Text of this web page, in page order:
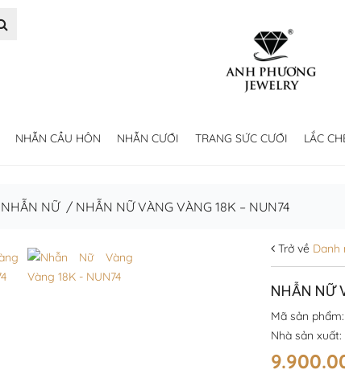
NHẪN CẦU HÔN NHẪN CƯỚI TRANG SỨC CƯỚI LẮC
NHẪN NỮ/ NHẪN NỮ VÀNG VÀNG 18K – NUN74
Trở về Danh
NHẪN NỮ
Mã sản phẩm:
Nhà sản xuất: